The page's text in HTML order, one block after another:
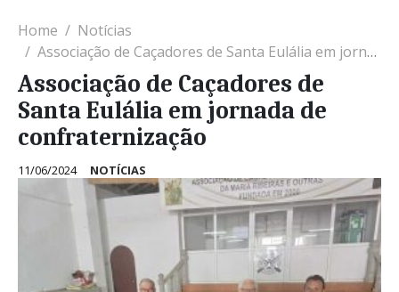
Home
Notícias
Associação de Caçadores de Santa Eulália em jornada de confraternização
Associação de Caçadores de
Santa Eulália em jornada de
confraternização
11/06/2024 NOTÍCIAS